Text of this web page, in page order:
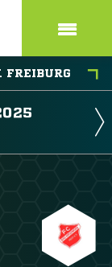
FREIBURG